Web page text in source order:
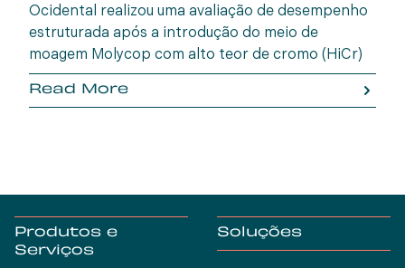
Ocidental realizou uma avaliação de desempenho
estruturada após a introdução do meio de
moagem Molycop com alto teor de cromo (HiCr)
em setembro de 2024, para substituir o
fornecedor anterior.
Read More
Produtos e
Serviços
Soluções